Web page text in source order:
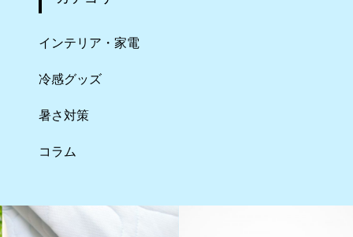
インテリア・家電
冷感グッズ
暑さ対策
コラム